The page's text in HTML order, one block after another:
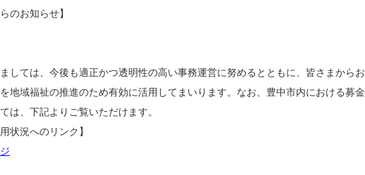
のお知らせ】
しては、今後も適正かつ透明性の高い事務運営に努めるとともに、皆さまからお
地域福祉の推進のため有効に活用してまいります。なお、豊中市内における募金
は、下記よりご覧いただけます。
状況へのリンク】